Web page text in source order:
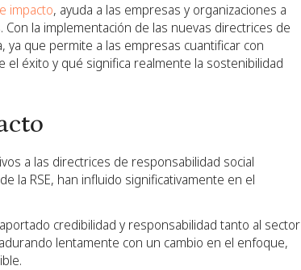
impacto, ayuda a las empresas y organizaciones a
la implementación de las nuevas directrices de
ya que permite a las empresas cuantificar con
éxito y qué significa realmente la sostenibilidad
a las directrices de responsabilidad social
la RSE, han influido significativamente en el
credibilidad y responsabilidad tanto al sector
lentamente con un cambio en el enfoque,